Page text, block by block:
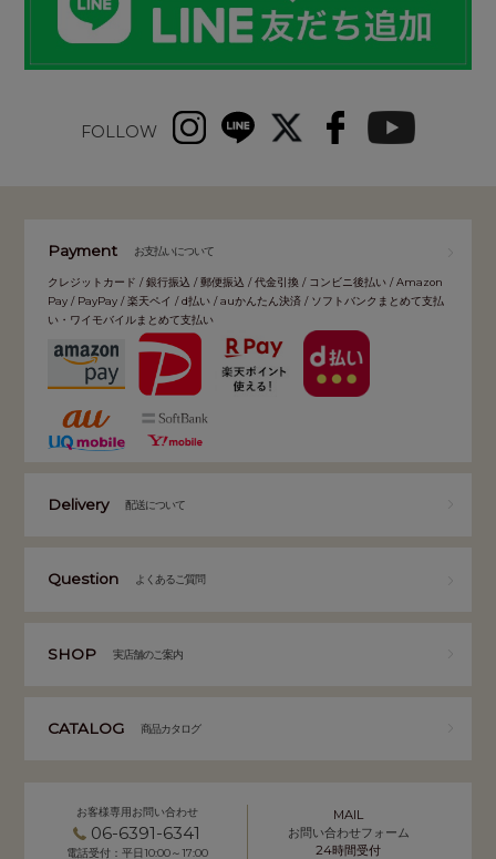
FOLLOW
Payment お支払いについて
クレジットカード / 銀行振込 / 郵便振込 / 代金引換 / コンビニ後払い / Amazon
Pay / PayPay / 楽天ペイ / d払い / auかんたん決済 / ソフトバンクまとめて支払
い・ワイモバイルまとめて支払い
Delivery 配送について
Question よくあるご質問
SHOP 実店舗のご案内
CATALOG 商品カタログ
お客様専用お問い合わせ
06-6391-6341
電話受付：平日10:00～17:00
MAIL
お問い合わせフォーム
24時間受付